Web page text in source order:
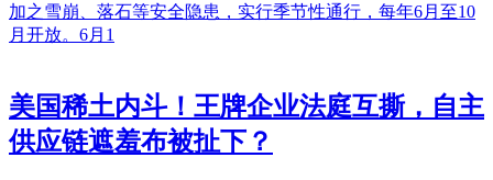
加之雪崩、落石等安全隐患，实行季节性通行，每年6月至10
月开放。6月1
美国稀土内斗！王牌企业法庭互撕，自主
供应链遮羞布被扯下？